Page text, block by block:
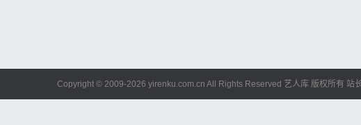
Copyright © 2009-2026 yirenku.com.cn All Rights Reserved 艺人库 版权所有 站